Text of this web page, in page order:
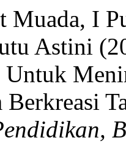
Muada, I
Astini
Berkreasi